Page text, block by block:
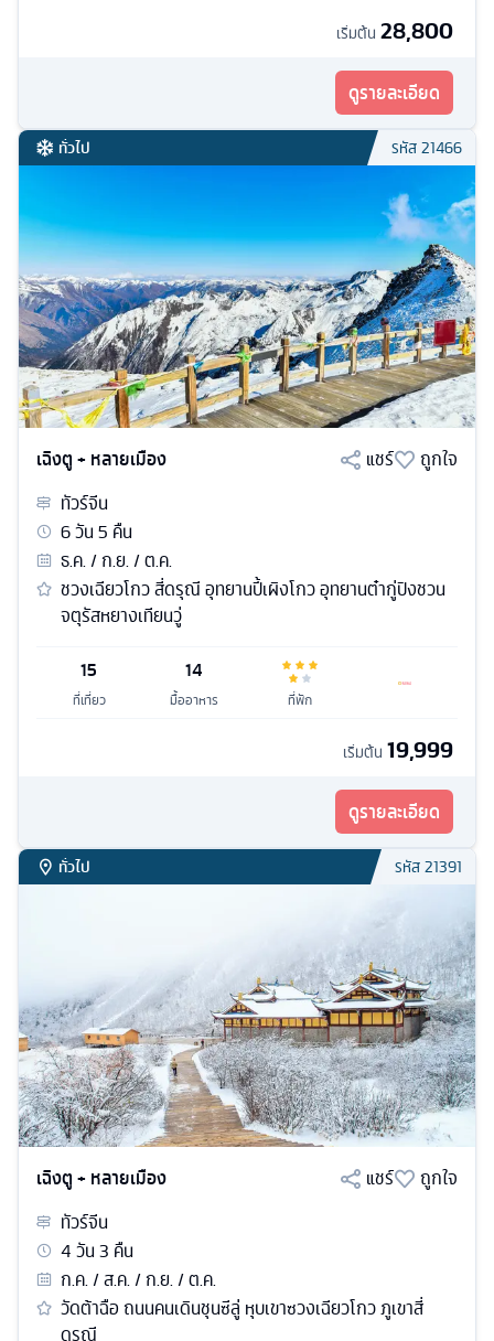
เริ่มต้น 28,800
ดูรายละเอียด
ทั่วไป รหัส21466
เฉิงตู + หลายเมือง แชร์
ถูกใจ
ทัวร์จีน
6วัน5 คืน
ธ.ค. / ก.ย. / ต.ค.
ชวงเฉียวโกว สี่ดรุณี อุทยานปี้เผิงโกว อุทยานต๋ากู่ปิงชวน
จตุรัสหยางเทียนวู่
15
ที่เที่ยว
14
มื้ออาหาร ที่พัก
เริ่มต้น 19,999
ดูรายละเอียด
ทั่วไป รหัส21391
เฉิงตู + หลายเมือง แชร์
ถูกใจ
ทัวร์จีน
4วัน3 คืน
ก.ค. / ส.ค. / ก.ย. / ต.ค.
วัดต้าฉือ ถนนคนเดินชุนซีลู่ หุบเขาซวงเฉียวโกว ภูเขาสี่
ดรุณี